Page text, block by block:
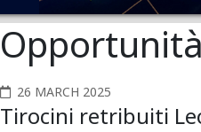
Opportunità
26 MARCH 2025
Tirocini retribuiti